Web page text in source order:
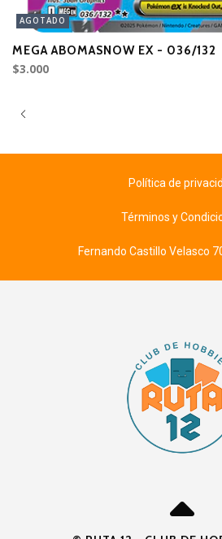
AGOTADO
MEGA ABOMASNOW EX - 036/132
$3.000
Política de
Términos y
Fernando Castillo Velasco